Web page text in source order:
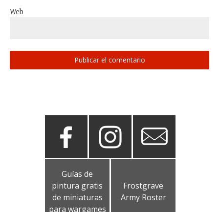
Web
Guías de
pintura gratis
de miniaturas
para wargames
Frostgrave
Army Roster